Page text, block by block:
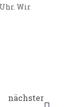
Uhr. Wir
nächster